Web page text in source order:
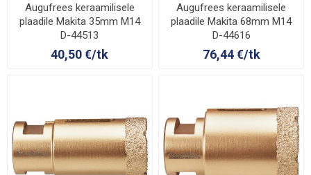
Augufrees keraamilisele
plaadile Makita 35mm M14
D-44513
40,50 €/tk
Augufrees keraamilisele
plaadile Makita 68mm M14
D-44616
76,44 €/tk